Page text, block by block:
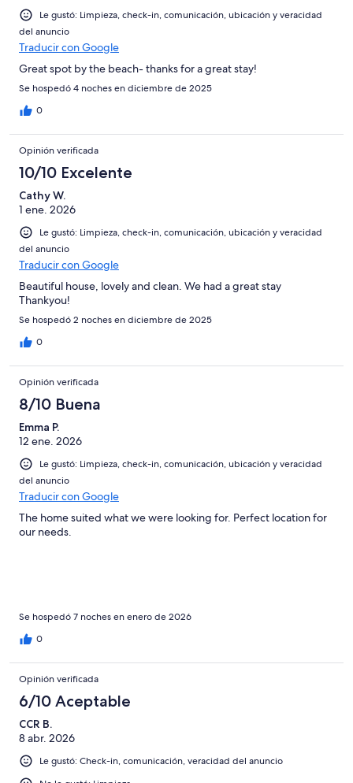
Le gustó: Limpieza, check-in, comunicación, ubicación y veracidad
del anuncio
Traducir con Google
Great spot by the beach- thanks for a great stay!
Se hospedó 4 noches en diciembre de 2025
0
Opinión verificada
10/10 Excelente
Cathy W.
1 ene. 2026
Le gustó: Limpieza, check-in, comunicación, ubicación y veracidad
del anuncio
Traducir con Google
Beautiful house, lovely and clean. We had a great stay
Thankyou!
Se hospedó 2 noches en diciembre de 2025
0
Opinión verificada
8/10 Buena
Emma P.
12 ene. 2026
Le gustó: Limpieza, check-in, comunicación, ubicación y veracidad
del anuncio
Traducir con Google
The home suited what we were looking for. Perfect location for
our needs.
Se hospedó 7 noches en enero de 2026
0
Opinión verificada
6/10 Aceptable
CCR B.
8 abr. 2026
Le gustó: Check-in, comunicación, veracidad del anuncio